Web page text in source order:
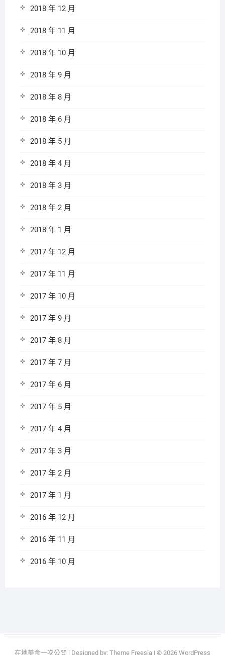
2018 年 12 月
2018 年 11 月
2018 年 10 月
2018 年 9 月
2018 年 8 月
2018 年 6 月
2018 年 5 月
2018 年 4 月
2018 年 3 月
2018 年 2 月
2018 年 1 月
2017 年 12 月
2017 年 11 月
2017 年 10 月
2017 年 9 月
2017 年 8 月
2017 年 7 月
2017 年 6 月
2017 年 5 月
2017 年 4 月
2017 年 3 月
2017 年 2 月
2017 年 1 月
2016 年 12 月
2016 年 11 月
2016 年 10 月
在地美食一次公開 | Designed by: Theme Freesia| © 2026 WordPress